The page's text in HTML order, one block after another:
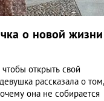
о новой жизни
открыть свой
рассказала о том,
она не собирается